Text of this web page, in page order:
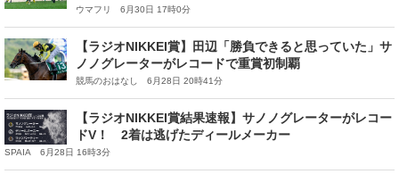
ウマフリ 6月30日 17時0分
【ラジオNIKKEI賞】田辺「勝負できると思っていた」サ
ノノグレーターがレコードで重賞初制覇
競馬のおはなし 6月28日 20時41分
【ラジオNIKKEI賞結果速報】サノノグレーターがレコー
ドV！ 2着は逃げたディールメーカー
SPAIA 6月28日 16時3分